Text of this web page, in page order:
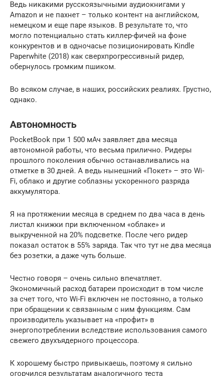
Ведь никакими русскоязычными аудиокнигами у
Amazon и не пахнет – только контент на английском,
немецком и еще паре языков. В результате то, что
могло потенциально стать киллер-фичей на фоне
конкурентов и в одночасье позиционировать Kindle
Paperwhite (2018) как сверхпрогрессивный ридер,
обернулось громким пшиком.
Во всяком случае, в наших, российских реалиях. Грустно,
однако.
Автономность
PocketBook при 1 500 мАч заявляет два месяца
автономной работы, что весьма прилично. Ридеры
прошлого поколения обычно останавливались на
отметке в 30 дней. А ведь нынешний «Покет» – это Wi-
Fi, облако и другие соблазны ускоренного разряда
аккумулятора.
Я на протяжении месяца в среднем по два часа в день
листал книжки при включенном «облаке» и
выкрученной на 20% подсветке. После чего ридер
показал остаток в 55% заряда. Так что тут не два месяца
без розетки, а даже чуть больше.
Честно говоря – очень сильно впечатляет.
Экономичный расход батареи происходит в том числе
за счет того, что Wi-Fi включен не постоянно, а только
при обращении к связанным с ним функциям. Сам
производитель указывает на «профит» в
энергопотреблении вследствие использования самого
свежего двухъядерного процессора.
К хорошему быстро привыкаешь, поэтому я сильно
огорчился результатам аналогичного теста